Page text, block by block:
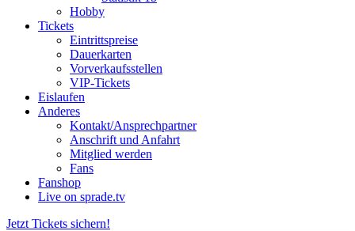
Hobby
Tickets
Eintrittspreise
Dauerkarten
Vorverkaufsstellen
VIP-Tickets
Eislaufen
Anderes
Kontakt/Ansprechpartner
Anschrift und Anfahrt
Mitglied werden
Fans
Fanshop
Live on sprade.tv
Jetzt Tickets sichern!